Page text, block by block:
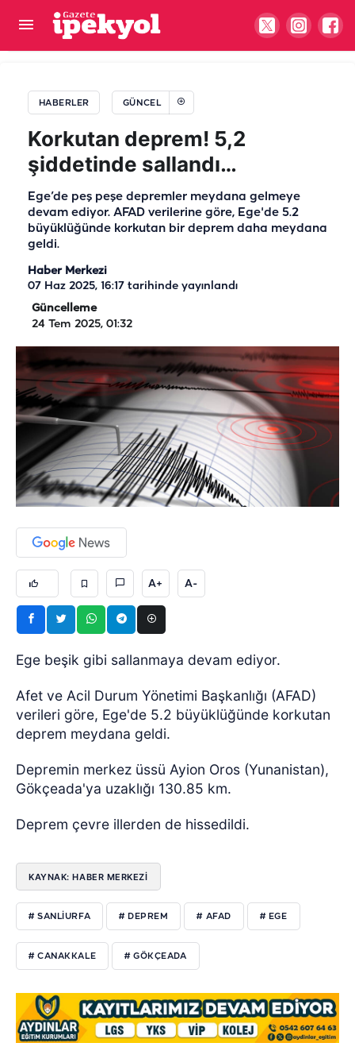
HABERLER GÜNCEL
Korkutan deprem! 5,2
şiddetinde sallandı…
Ege’de peş peşe depremler meydana gelmeye
devam ediyor. AFAD verilerine göre, Ege'de 5.2
büyüklüğünde korkutan bir deprem daha meydana
geldi.
Haber Merkezi
07 Haz 2025, 16:17 tarihinde yayınlandı
Güncelleme
24 Tem 2025, 01:32
A+ A-
Ege beşik gibi sallanmaya devam ediyor.
Afet ve Acil Durum Yönetimi Başkanlığı (AFAD)
verileri göre, Ege'de 5.2 büyüklüğünde korkutan
deprem meydana geldi.
Depremin merkez üssü Ayion Oros (Yunanistan),
Gökçeada'ya uzaklığı 130.85 km.
Deprem çevre illerden de hissedildi.
KAYNAK: HABER MERKEZİ
# SANLIURFA # DEPREM # AFAD # EGE
# CANAKKALE # GÖKÇEADA
Gıda denetimlerinde temmuz ayı bilançosu: 107